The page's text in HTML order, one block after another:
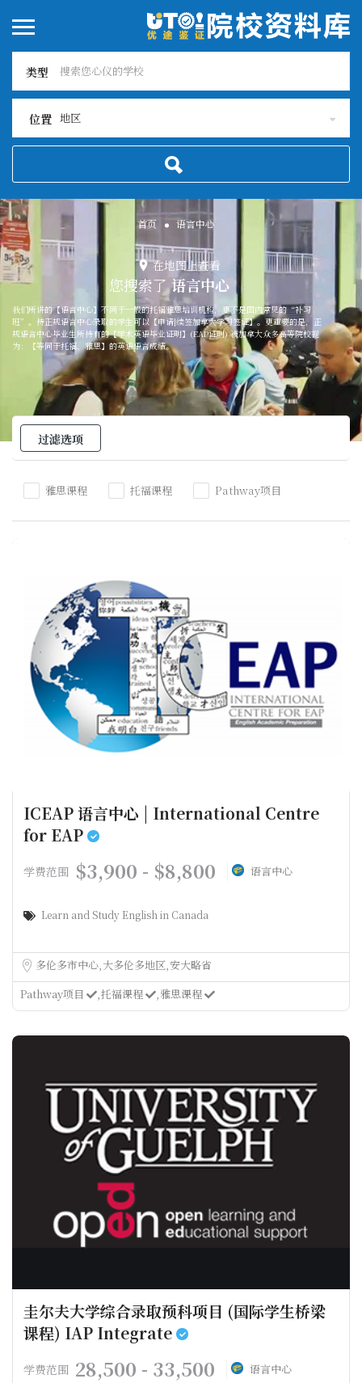
类型
位置 地区
首页 语言中心
在地图上查看
您搜索了语言中心
我们所讲的【语言中心】不同于一般的托福雅思培训机构，更不是国内常见的“补习
班”。持正规语言中心录取的学生可以【申请|续签加拿大学习签证】。更重要的是，正
规语言中心毕业生所持有的【学术英语毕业证明】(EAP证明) 被加拿大众多高等院校视
为：【等同于托福、雅思】的英语语言成绩。
过滤选项
雅思课程 托福课程 Pathway项目
ICEAP 语言中心 | International Centre
for EAP
学费范围 $3,900 - $8,800 语言中心
Learn and Study English in Canada
多伦多市中心大多伦多地区安大略省
Pathway项目
托福课程 雅思课程
圭尔夫大学综合录取预科项目 (国际学生桥梁
课程) IAP Integrate
学费范围 28,500 - 33,500 语言中心